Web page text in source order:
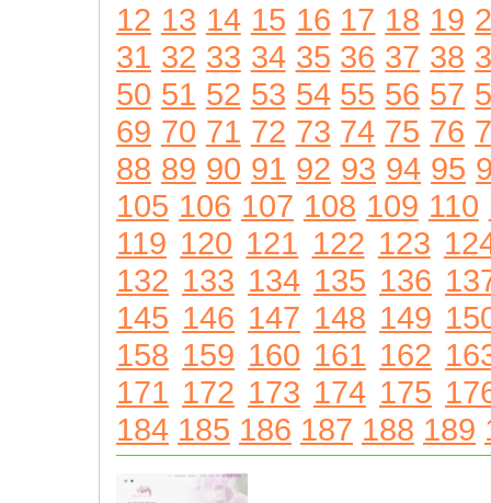
12 13 14 15 16 17 18 19
31 32 33 34 35 36 37 38
50 51 52 53 54 55 56 57
69 70 71 72 73 74 75 76
88 89 90 91 92 93 94 95
105 106 107 108 109 110
119 120 121 122 123
132 133 134 135 136
145 146 147 148 149
158 159 160 161 162
171 172 173 174 175
184 185 186 187 188 189